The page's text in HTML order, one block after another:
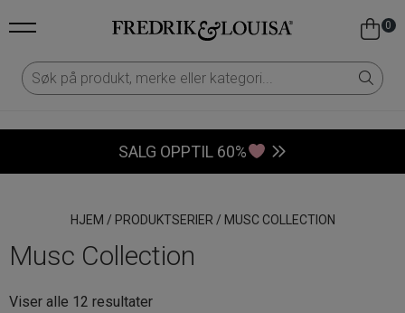
0
SALG OPPTIL 60%
HJEM / PRODUKTSERIER / MUSC COLLECTION
Musc Collection
Viser alle 12 resultaterSortert